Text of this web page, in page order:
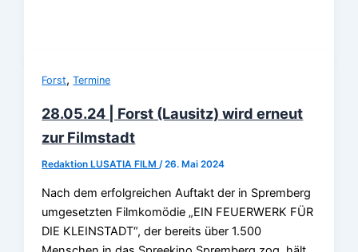
Forst,Termine
28.05.24 | Forst (Lausitz) wird erneut
zur Filmstadt
Redaktion LUSATIA FILM/26. Mai 2024
Nach dem erfolgreichen Auftakt der in Spremberg
umgesetzten Filmkomödie „EIN FEUERWERK FÜR
DIE KLEINSTADT“, der bereits über 1.500